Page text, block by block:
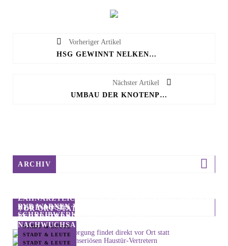
Vorheriger Artikel
HSG GEWINNT NELKEN-CUP – FINALSIEG GEGEN DORTMUND
Nächster Artikel
UMBAU DER KNOTENPUNKTE IM OSTRING SCHREITET VORAN
ARCHIV
NEUE POSTS
ZAHNÄRZTLICHE VERSORGUNG FINDET DIREKT
VOR ORT STATT
STADT & LEUTE
BVB WARNEN VOR UNSERIÖSEN HAUSTÜR-
VERTRETERN
STADT & LEUTE
SCHREIBWERKSTATT FÜR JUNGE
NACHWUCHSAUTOREN
STADT & LEUTE